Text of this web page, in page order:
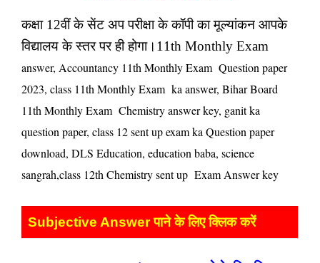
कक्षा 12वीं के सेंट अप परीक्षा के कॉपी का मूल्यांकन आपके
विद्यालय के स्तर पर ही होगा।11th Monthly Exam
answer, Accountancy 11th Monthly Exam Question paper
2023, class 11th Monthly Exam ka answer, Bihar Board
11th Monthly Exam Chemistry answer key, ganit ka
question paper, class 12 sent up exam ka Question paper
download, DLS Education, education baba, science
sangrah,class 12th Chemistry sent up Exam Answer key
Subjective Answer पाने के लिए क्लिक करें